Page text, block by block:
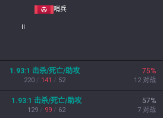
哨兵
II
1.93:1 击杀/死亡/助攻
220 / 141 / 52
75%
12 对战
1.93:1 击杀/死亡/助攻
129 / 99/ 62
57%
7 对战